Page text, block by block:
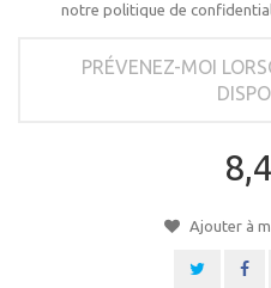
notre politique de
PRÉVENEZ-MOI
Ajouter à